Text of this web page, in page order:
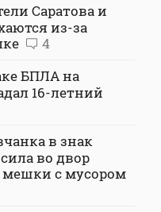
Саратова и
из-за
4
БПЛА на
16-летний
в знак
во двор
мешки с мусором